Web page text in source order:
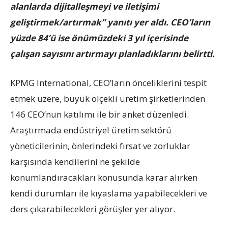
alanlarda dijitalleşmeyi ve iletişimi
geliştirmek/artırmak” yanıtı yer aldı. CEO’ların
yüzde 84’ü ise önümüzdeki 3 yıl içerisinde
çalışan sayısını artırmayı planladıklarını belirtti.
KPMG International, CEO’ların önceliklerini tespit
etmek üzere, büyük ölçekli üretim şirketlerinden
146 CEO’nun katılımı ile bir anket düzenledi.
Araştırmada endüstriyel üretim sektörü
yöneticilerinin, önlerindeki fırsat ve zorluklar
karşısında kendilerini ne şekilde
konumlandıracakları konusunda karar alırken
kendi durumları ile kıyaslama yapabilecekleri ve
ders çıkarabilecekleri görüşler yer alıyor.